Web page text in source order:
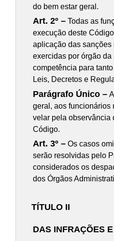
do bem estar geral.
Art. 2º – Todas as
execução deste
aplicação das
exercidas por órgão
competência para
Leis, Decretos e
Parágrafo Único –
geral, aos funcionários
velar pela observância
Código.
Art. 3º – Os casos
serão resolvidas pelo
considerados os
dos Órgãos
TÍTULO II
DAS INFRAÇÕES